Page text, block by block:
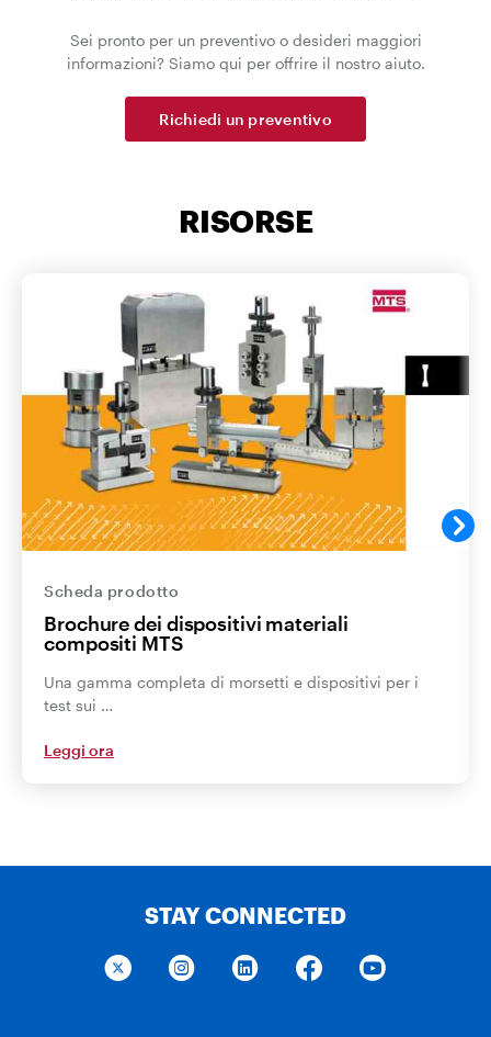
Sei pronto per un preventivo o desideri maggiori
informazioni? Siamo qui per offrire il nostro aiuto.
Richiedi un preventivo
RISORSE
Scheda prodotto
Brochure dei dispositivi materiali
compositi MTS
Una gamma completa di morsetti e dispositivi per i
test sui …
Leggi ora
STAY CONNECTED